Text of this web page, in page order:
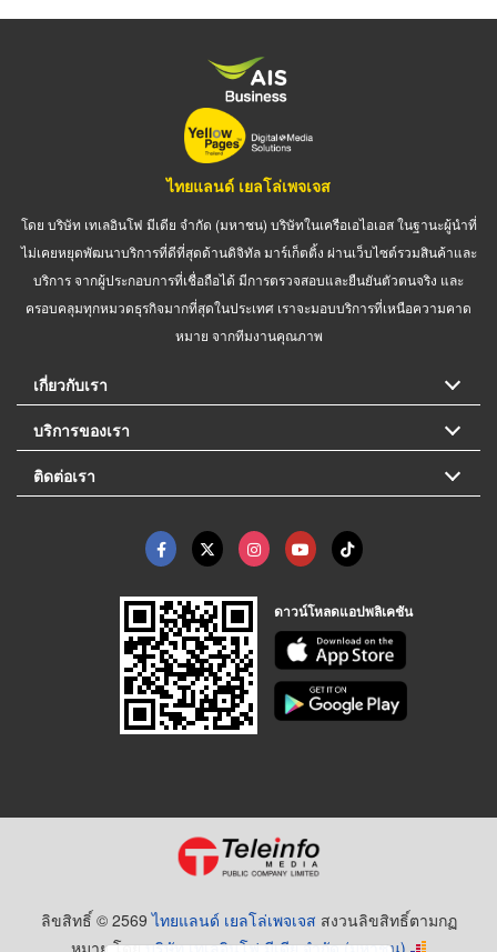
ไทยแลนด์ เยลโล่เพจเจส
โดย บริษัท เทเลอินโฟ มีเดีย จำกัด (มหาชน) บริษัทในเครือเอไอเอส ในฐานะผู้นำที่
ไม่เคยหยุดพัฒนาบริการที่ดีที่สุดด้านดิจิทัล มาร์เก็ตติ้ง ผ่านเว็บไซต์รวมสินค้าและ
บริการ จากผู้ประกอบการที่เชื่อถือได้ มีการตรวจสอบและยืนยันตัวตนจริง และ
ครอบคลุมทุกหมวดธุรกิจมากที่สุดในประเทศ เราจะมอบบริการที่เหนือความคาด
หมาย จากทีมงานคุณภาพ
เกี่ยวกับเรา
บริการของเรา
ติดต่อเรา
ดาวน์โหลดแอปพลิเคชัน
ลิขสิทธิ์ © 2569ไทยแลนด์ เยลโล่เพจเจส สงวนลิขสิทธิ์ตามกฏ
หมาย โดยบริษัท เทเลอินโฟ มีเดีย จำกัด (มหาชน)